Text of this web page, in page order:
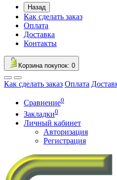
Назад
Как сделать заказ
Оплата
Доставка
Контакты
Корзинапокупок: 0
Как сделать заказ Оплата
Сравнение0
Закладки0
Личный кабинет
Авторизация
Регистрация